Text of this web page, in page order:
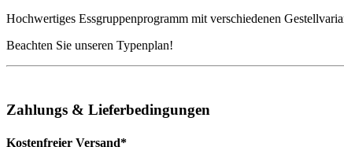
Hochwertiges Essgruppenprogramm mit verschiedenen
Beachten Sie unseren Typenplan!
Zahlungs & Lieferbedingungen
Kostenfreier Versand*